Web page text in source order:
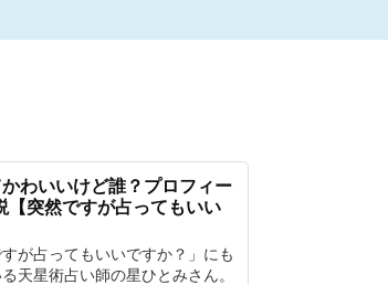
わいいけど誰？プロフィー
【突然ですが占ってもいい
が占ってもいいですか？」にも
天星術占い師の星ひとみさん。